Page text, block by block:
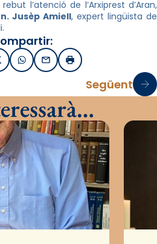
l’atenció de l’Arxiprest d’Aran,
Jusèp Amiell, expert lingüista de
/ Twitter
WhatsApp
EmailImprimir
Següent